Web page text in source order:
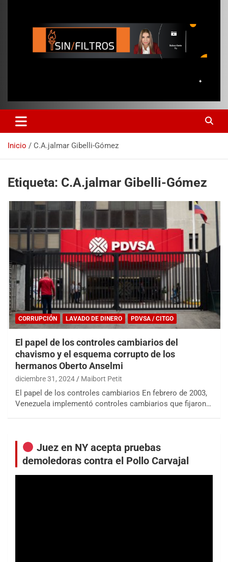
Inicio C.A.jalmar Gibelli-Gómez
Etiqueta: C.A.jalmar Gibelli-Gómez
CORRUPCIÓN LAVADO DE DINERO PDVSA / CITGO
El papel de los controles cambiarios del
chavismo y el esquema corrupto de los
hermanos Oberto Anselmi
diciembre 31, 2024 Maibort Petit
El papel de los controles cambiarios En febrero de 2003,
Venezuela implementó controles cambiarios que fijaron…
Juez en NY acepta pruebas
demoledoras contra el Pollo Carvajal